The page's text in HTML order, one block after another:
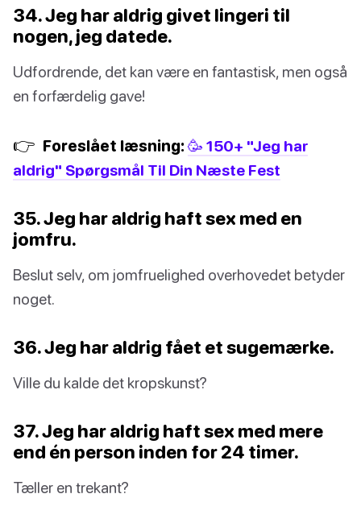
34. Jeg har aldrig givet lingeri til
nogen, jeg datede.
Udfordrende, det kan være en fantastisk, men også
en forfærdelig gave!
👉 Foreslået læsning: 🥳 150+ "Jeg har
aldrig" Spørgsmål Til Din Næste Fest
35. Jeg har aldrig haft sex med en
jomfru.
Beslut selv, om jomfruelighed overhovedet betyder
noget.
36. Jeg har aldrig fået et sugemærke.
Ville du kalde det kropskunst?
37. Jeg har aldrig haft sex med mere
end én person inden for 24 timer.
Tæller en trekant?